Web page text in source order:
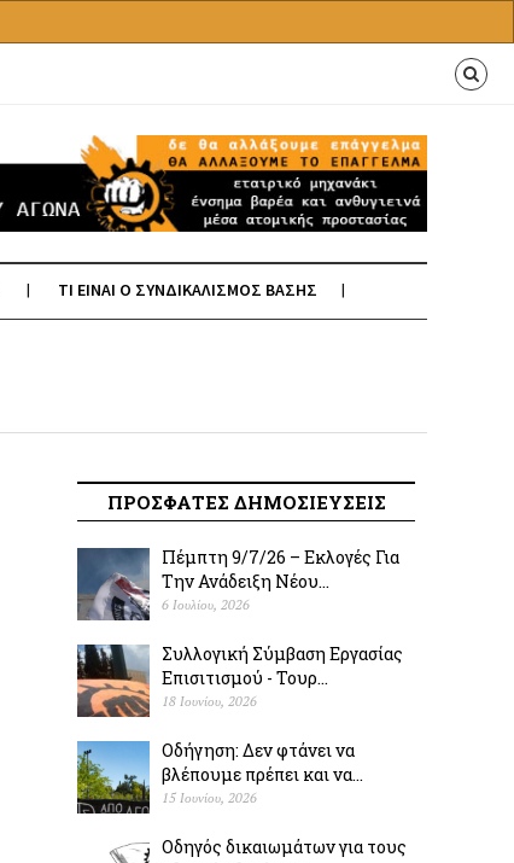
ΤΙ ΕΙΝΑΙ Ο ΣΥΝΔΙΚΑΛΙΣΜΟΣ ΒΑΣΗΣ
ΠΡΟΣΦΑΤΕΣ ΔΗΜΟΣΙΕΥΣΕΙΣ
Πέμπτη 9/7/26 – Εκλογές Για
Την Ανάδειξη Νέου...
6 Ιουλίου, 2026
Συλλογική Σύμβαση Εργασίας
Επισιτισμού - Τουρ...
18 Ιουνίου, 2026
Οδήγηση: Δεν φτάνει να
βλέπουμε πρέπει και να...
15 Ιουνίου, 2026
Οδηγός δικαιωμάτων για τους